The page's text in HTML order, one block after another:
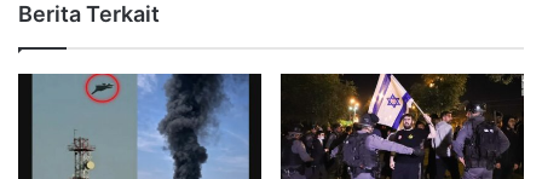
Berita Terkait